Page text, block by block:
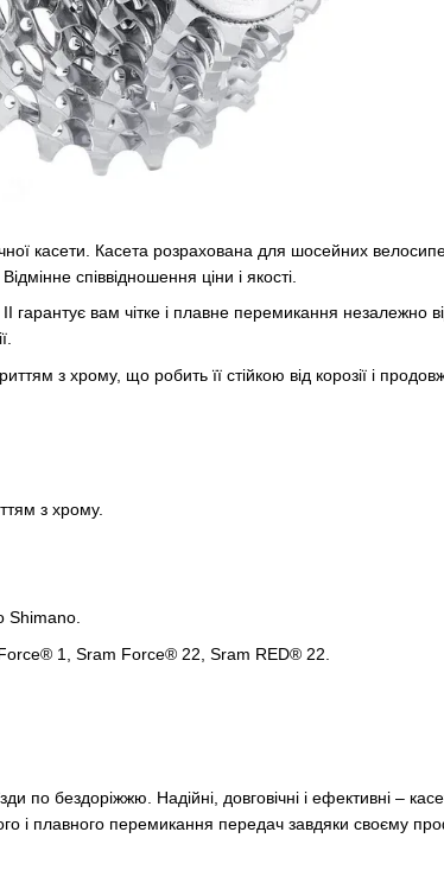
касети. Касета розрахована для шосейних
співвідношення ціни і якості.
гарантує вам чітке і плавне перемикання незалежно
з хрому, що робить її стійкою від корозії і
з хрому.
Shimano.
1, Sram Force® 22, Sram RED® 22.
по бездоріжжю. Надійні, довговічні і ефективні –
і плавного перемикання передач завдяки своєму